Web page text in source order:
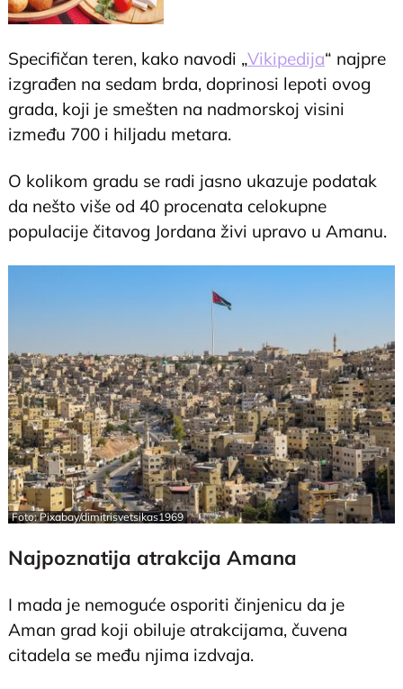
Specifičan teren, kako navodi „Vikipedija“ najpre
izgrađen na sedam brda, doprinosi lepoti ovog
grada, koji je smešten na nadmorskoj visini
između 700 i hiljadu metara.
O kolikom gradu se radi jasno ukazuje podatak
da nešto više od 40 procenata celokupne
populacije čitavog Jordana živi upravo u Amanu.
Foto: Pixabay/dimitrisvetsikas1969
Najpoznatija atrakcija Amana
I mada je nemoguće osporiti činjenicu da je
Aman grad koji obiluje atrakcijama, čuvena
citadela se među njima izdvaja.